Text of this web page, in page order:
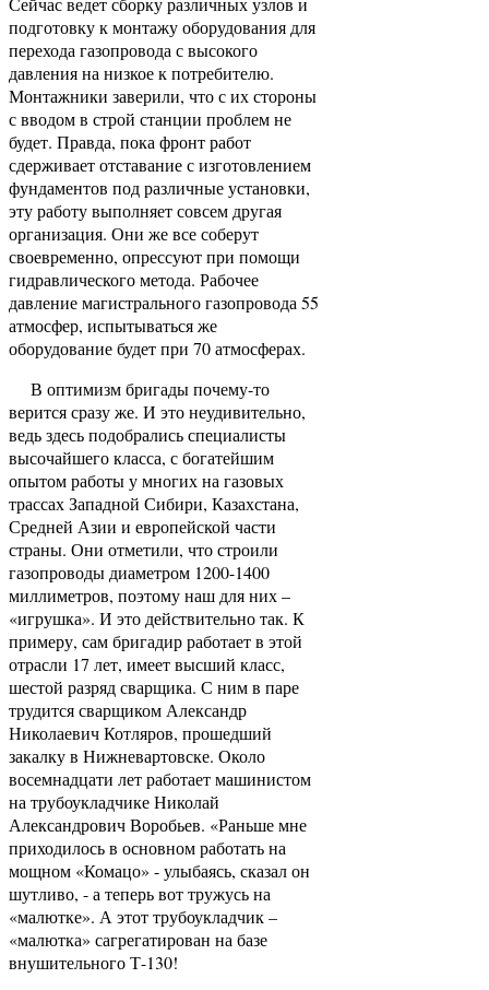
подготовку к монтажу оборудования для
перехода газопровода с высокого
давления на низкое к потребителю.
Монтажники заверили, что с их стороны
с вводом в строй станции проблем не
будет. Правда, пока фронт работ
сдерживает отставание с изготовлением
фундаментов под различные установки,
эту работу выполняет совсем другая
организация. Они же все соберут
своевременно, опрессуют при помощи
гидравлического метода. Рабочее
давление магистрального газопровода 55
атмосфер, испытываться же
оборудование будет при 70 атмосферах.
В оптимизм бригады почему-то
верится сразу же. И это неудивительно,
ведь здесь подобрались специалисты
высочайшего класса, с богатейшим
опытом работы у многих на газовых
трассах Западной Сибири, Казахстана,
Средней Азии и европейской части
страны. Они отметили, что строили
газопроводы диаметром 1200-1400
миллиметров, поэтому наш для них –
«игрушка». И это действительно так. К
примеру, сам бригадир работает в этой
отрасли 17 лет, имеет высший класс,
шестой разряд сварщика. С ним в паре
трудится сварщиком Александр
Николаевич Котляров, прошедший
закалку в Нижневартовске. Около
восемнадцати лет работает машинистом
на трубоукладчике Николай
Александрович Воробьев. «Раньше мне
приходилось в основном работать на
мощном «Комацо» - улыбаясь, сказал он
шутливо, - а теперь вот тружусь на
«малютке». А этот трубоукладчик –
«малютка» сагрегатирован на базе
внушительного Т-130!